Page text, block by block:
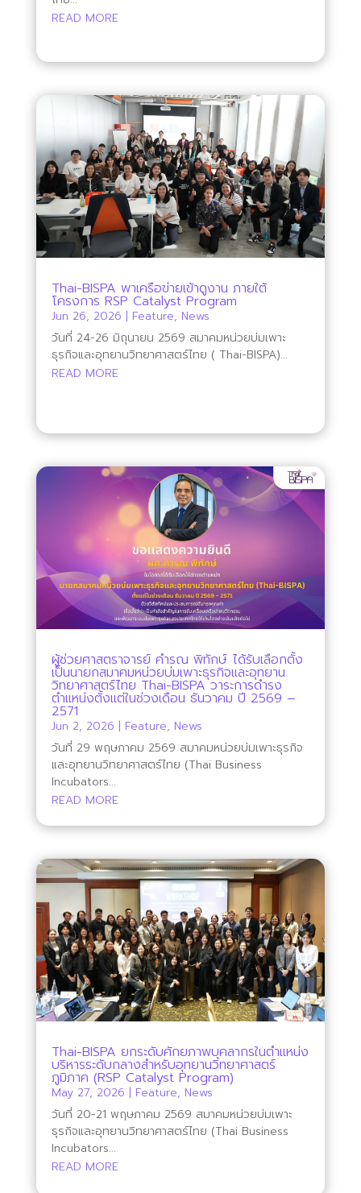
READ MORE
Thai-BISPA พาเครือข่ายเข้าดูงาน ภายใต้
โครงการ RSP Catalyst Program
Jun 26, 2026 | Feature, News
วันที่ 24-26 มิถุนายน 2569 สมาคมหน่วยบ่มเพาะ
ธุรกิจและอุทยานวิทยาศาสตร์ไทย ( Thai-BISPA)...
READ MORE
ผู้ช่วยศาสตราจารย์ คำรณ พิทักษ์ ได้รับเลือกตั้ง
เป็นนายกสมาคมหน่วยบ่มเพาะธุรกิจและอุทยาน
วิทยาศาสตร์ไทย Thai-BISPA วาระการดำรง
ตำแหน่งตั้งแต่ในช่วงเดือน ธันวาคม ปี 2569 –
2571
Jun 2, 2026 | Feature, News
วันที่ 29 พฤษภาคม 2569 สมาคมหน่วยบ่มเพาะธุรกิจ
และอุทยานวิทยาศาสตร์ไทย (Thai Business
Incubators...
READ MORE
Thai-BISPA ยกระดับศักยภาพบุคลากรในตำแหน่ง
บริหารระดับกลางสำหรับอุทยานวิทยาศาสตร์
ภูมิภาค (RSP Catalyst Program)
May 27, 2026 | Feature, News
วันที่ 20-21 พฤษภาคม 2569 สมาคมหน่วยบ่มเพาะ
ธุรกิจและอุทยานวิทยาศาสตร์ไทย (Thai Business
Incubators...
READ MORE